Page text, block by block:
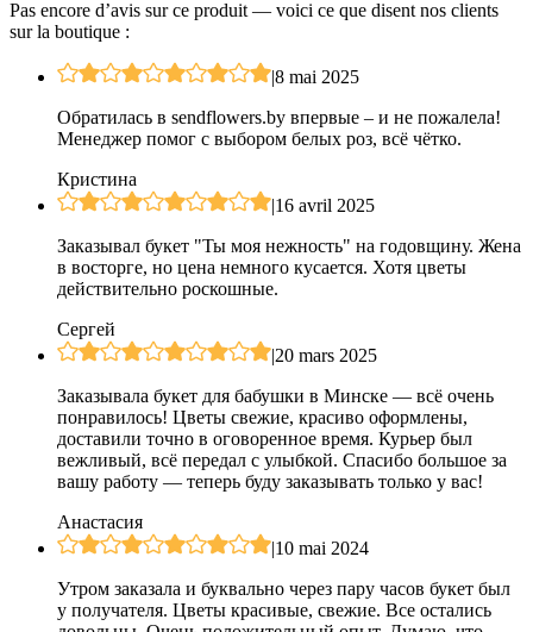
Pas encore d’avis sur ce produit — voici ce que disent nos clients
sur la boutique :
|8 mai 2025
Обратилась в sendflowers.by впервые – и не пожалела!
Менеджер помог с выбором белых роз, всё чётко.
Кристина
|16 avril 2025
Заказывал букет "Ты моя нежность" на годовщину. Жена
в восторге, но цена немного кусается. Хотя цветы
действительно роскошные.
Сергей
|20 mars 2025
Заказывала букет для бабушки в Минске — всё очень
понравилось! Цветы свежие, красиво оформлены,
доставили точно в оговоренное время. Курьер был
вежливый, всё передал с улыбкой. Спасибо большое за
вашу работу — теперь буду заказывать только у вас!
Анастасия
|10 mai 2024
Утром заказала и буквально через пару часов букет был
у получателя. Цветы красивые, свежие. Все остались